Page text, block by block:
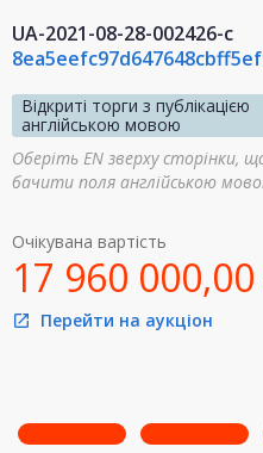
UA-2021-08-28-002426-c
Відкриті торги з публікацією
англійською мовою
Оберіть EN зверху сторінки,
бачити поля англійською
Очікувана вартість
17 960 000,00
open_in_new Перейти на аукціон